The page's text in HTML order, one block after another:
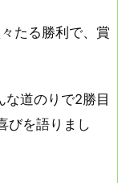
たる勝利で、賞
な道のりで2勝目
びを語りまし